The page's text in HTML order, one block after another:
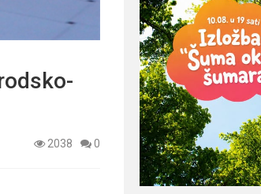
2038 0